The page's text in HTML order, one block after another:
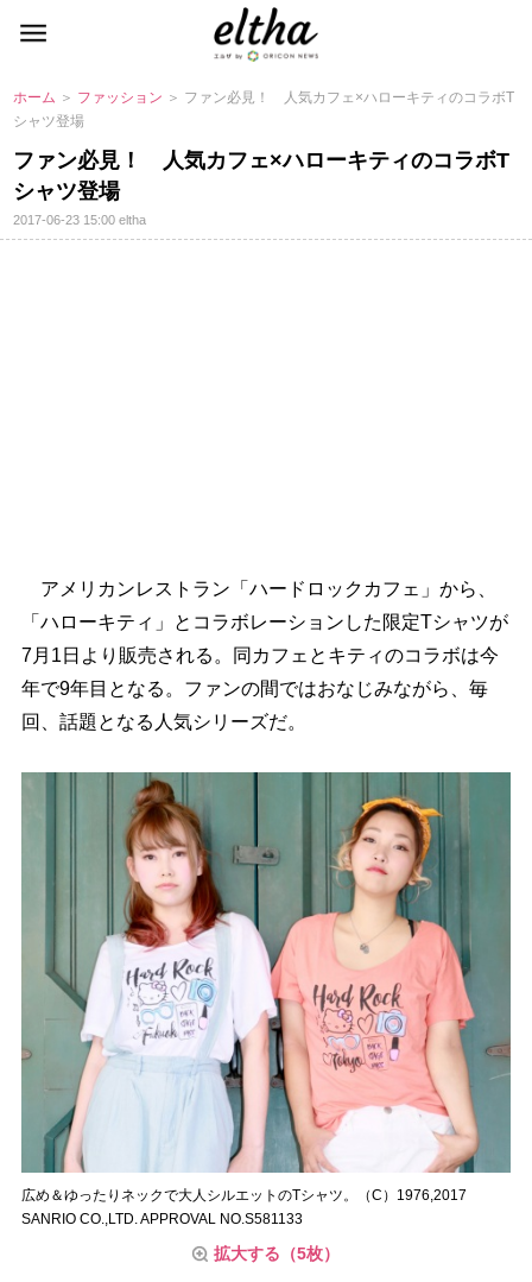
ホーム ＞ ファッション ＞ ファン必見！ 人気カフェ×ハローキティのコラボT
シャツ登場
ファン必見！ 人気カフェ×ハローキティのコラボT
シャツ登場
2017-06-23 15:00eltha
アメリカンレストラン「ハードロックカフェ」から、
「ハローキティ」とコラボレーションした限定Tシャツが
7月1日より販売される。同カフェとキティのコラボは今
年で9年目となる。ファンの間ではおなじみながら、毎
回、話題となる人気シリーズだ。
広め＆ゆったりネックで大人シルエットのTシャツ。（C）1976,2017
SANRIO CO.,LTD. APPROVAL NO.S581133
拡大する（5枚）